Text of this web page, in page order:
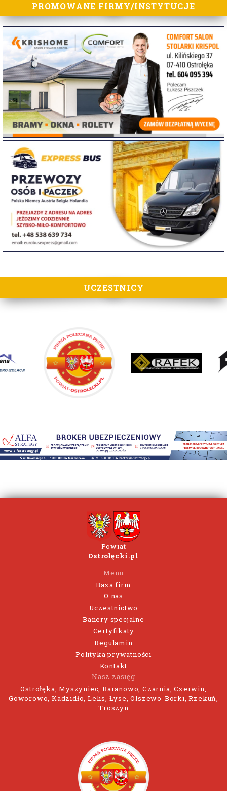
PROMOWANE FIRMY/INSTYTUCJE
UCZESTNICY
Powiat
Ostrołęcki.pl
Menu
Baza firm
O nas
Uczestnictwo
Banery specjalne
Certyfikaty
Regulamin
Polityka prywatności
Kontakt
Nasz zasięg
Ostrołęka, Myszyniec, Baranowo, Czarnia, Czerwin,
Goworowo, Kadzidło, Lelis, Łyse, Olszewo-Borki, Rzekuń,
Troszyn